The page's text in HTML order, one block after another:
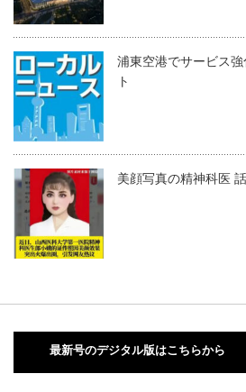
浦東空港でサービス
ト
美顔写真の精神科医
最新号のデジタル版はこちらから